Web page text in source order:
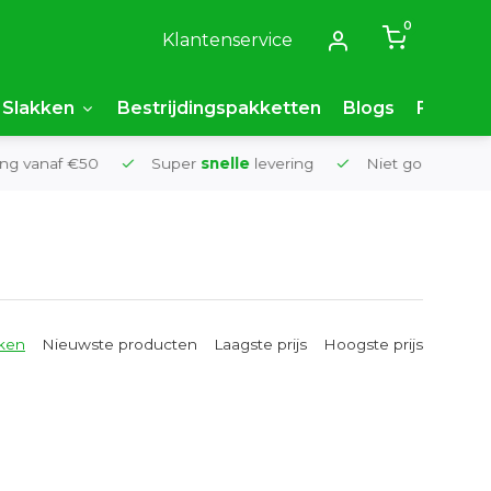
Klantenservice
0
Slakken Bestrijdingspakketten Blogs FAQ
€50 Supersnelle levering Niet goed,
Nieuwste producten Laagste prijs Hoogste prijs